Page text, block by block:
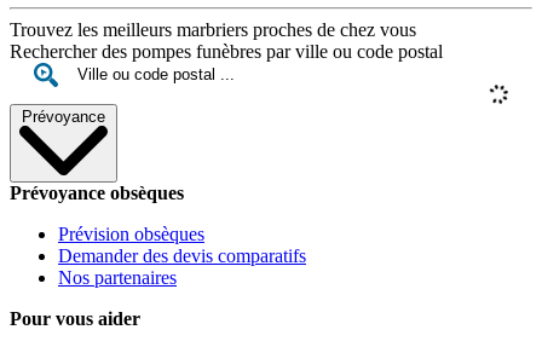
Trouvez les meilleurs marbriers proches de chez vous
Rechercher des pompes funèbres par ville ou code postal
Prévoyance
Prévoyance obsèques
Prévision obsèques
Demander des devis comparatifs
Nos partenaires
Pour vous aider